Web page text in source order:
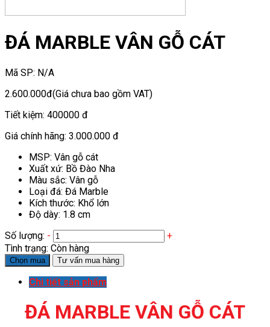
ĐÁ MARBLE VÂN GỖ CÁT
Mã SP: N/A
2.600.000đ(Giá chưa bao gồm VAT)
Tiết kiệm: 400000 đ
Giá chính hãng: 3.000.000 đ
MSP: Vân gỗ cát
Xuất xứ: Bồ Đào Nha
Màu sắc: Vân gỗ
Loại đá: Đá Marble
Kích thước: Khổ lớn
Độ dày: 1.8 cm
Số lượng: -
+
Tình trạng: Còn hàng
Chọn mua Tư vấn mua hàng
Chi tiết sản phẩm
ĐÁ MARBLE VÂN GỖ CÁT